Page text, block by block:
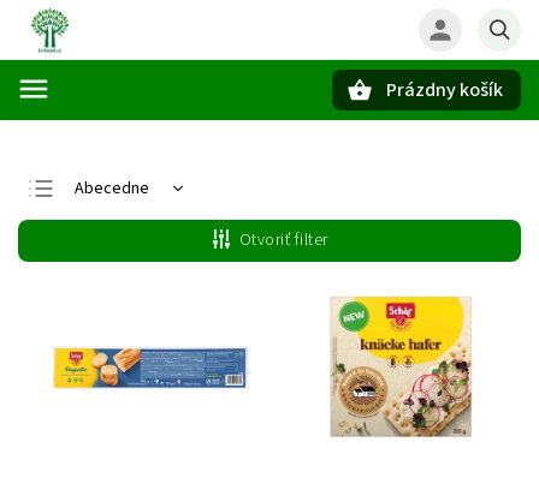
Prázdny košík
Abecedne
Najlacnejšie
Najdrahšie
Otvoriť filter